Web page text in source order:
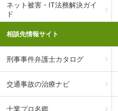
ネット被害・IT法務解決ガイ
ド
相談先情報サイト
刑事事件弁護士カタログ
交通事故の治療ナビ
士業プロ名鑑